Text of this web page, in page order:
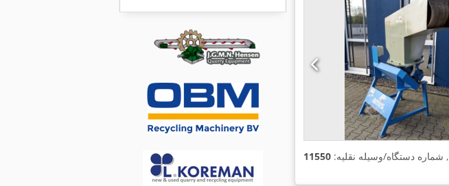
, شماره دستگاه/وسیله نقلیه: 11550